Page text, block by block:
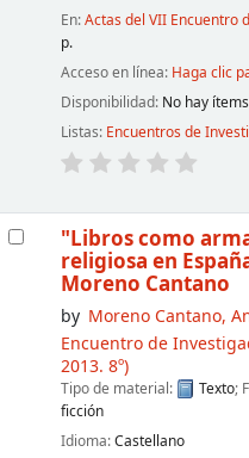
En:Actas del VII Encuentro
p.
Acceso en línea: Haga clic
Disponibilidad: No hay
Listas: Encuentros de
"Libros como
religiosa en
Moreno Cantano
by Moreno Cantano,
Encuentro de
2013. 8º)
Tipo de material: Texto;
ficción
Idioma:Castellano